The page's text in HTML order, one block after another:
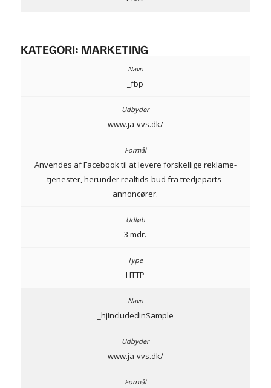
KATEGORI: MARKETING
_fbp
www.ja-vvs.dk/
Anvendes af Facebook til at levere forskellige reklame-
tjenester, herunder realtids-bud fra tredjeparts-
annoncører.
3 mdr.
HTTP
_hjIncludedInSample
www.ja-vvs.dk/